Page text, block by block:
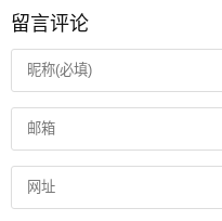
留言评论